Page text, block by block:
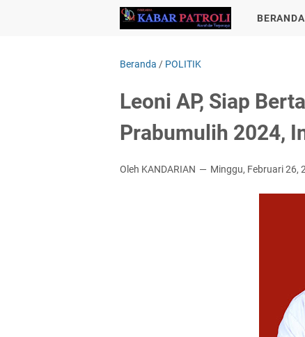
BERANDA
Beranda / POLITIK
Leoni AP, Siap
Prabumulih 2024,
Oleh KANDARIAN Minggu, Februari 26,